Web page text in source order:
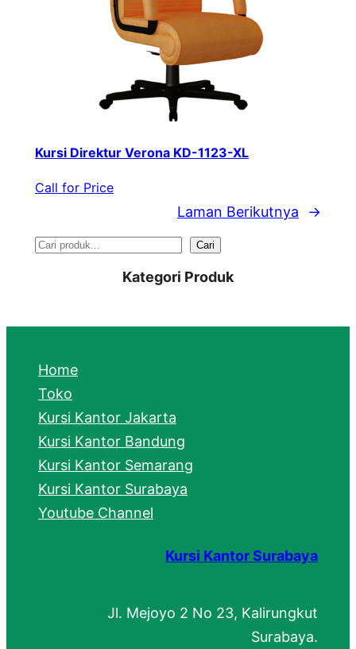
Kursi Direktur Verona KD-1123-XL
Call for Price
Laman Berikutnya →
S
r
h
Cari
Kategori Produk
Home
Toko
Kursi Kantor Jakarta
Kursi Kantor Bandung
Kursi Kantor Semarang
Kursi Kantor Surabaya
Youtube Channel
Kursi Kantor Surabaya
Jl. Mejoyo 2 No 23, Kalirungkut
Surabaya.